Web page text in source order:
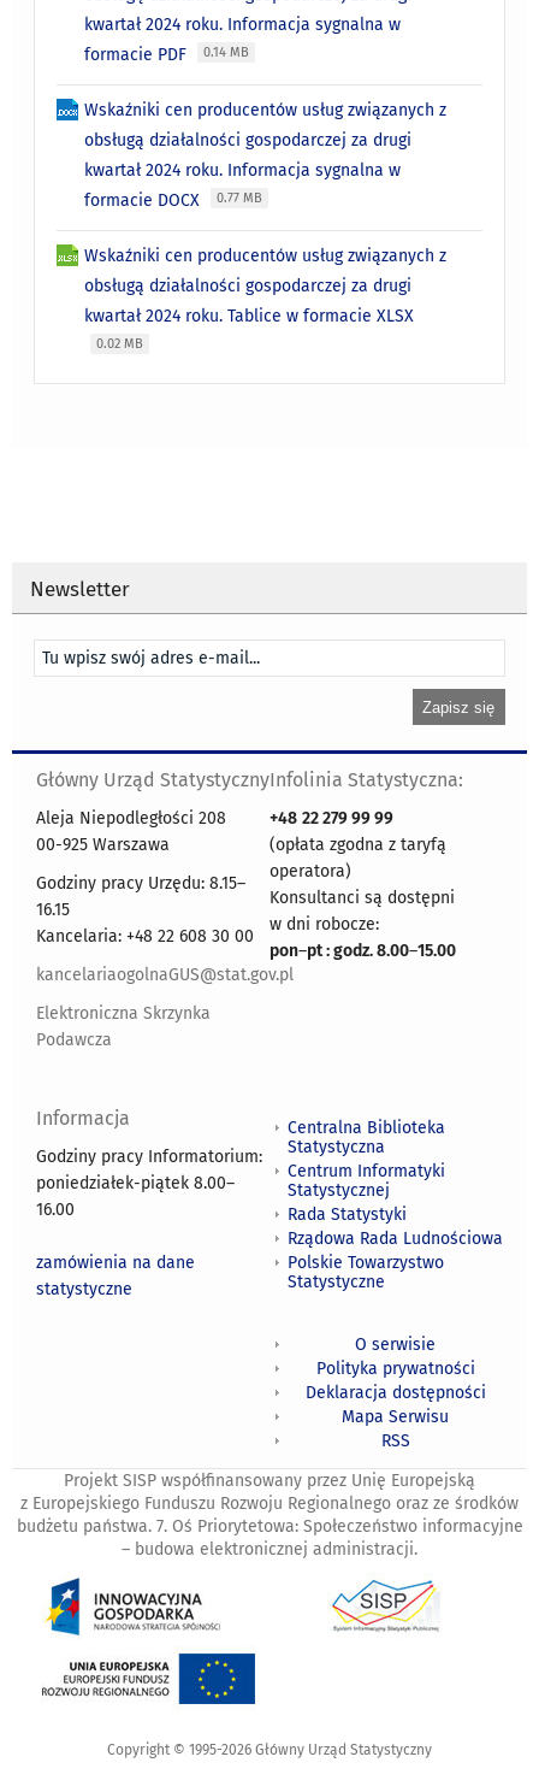
kwartał 2024 roku. Informacja sygnalna w
formacie PDF
0.14 MB
Wskaźniki cen producentów usług związanych z
obsługą działalności gospodarczej za drugi
kwartał 2024 roku. Informacja sygnalna w
formacie DOCX
0.77 MB
Wskaźniki cen producentów usług związanych z
obsługą działalności gospodarczej za drugi
kwartał 2024 roku. Tablice w formacie XLSX
0.02 MB
Newsletter
Główny Urząd Statystyczny
Aleja Niepodległości 208
00-925 Warszawa
Godziny pracy Urzędu: 8.15–
16.15
Kancelaria: +48 22 608 30 00
kancelariaogolnaGUS@stat.gov.pl
Elektroniczna Skrzynka
Podawcza
Infolinia Statystyczna:
+48 22 279 99 99
(opłata zgodna z taryfą
operatora)
Konsultanci są dostępni
w dni robocze:
pon–pt : godz. 8.00–15.00
Informacja
Godziny pracy Informatorium:
poniedziałek-piątek 8.00–
16.00
zamówienia na dane
statystyczne
Centralna Biblioteka
Statystyczna
Centrum Informatyki
Statystycznej
Rada Statystyki
Rządowa Rada Ludnościowa
Polskie Towarzystwo
Statystyczne
O serwisie
Polityka prywatności
Deklaracja dostępności
Mapa Serwisu
RSS
Projekt SISP współfinansowany przez Unię Europejską
z Europejskiego Funduszu Rozwoju Regionalnego oraz ze środków
budżetu państwa. 7. Oś Priorytetowa: Społeczeństwo informacyjne
– budowa elektronicznej administracji.
Copyright © 1995-2026 Główny Urząd Statystyczny